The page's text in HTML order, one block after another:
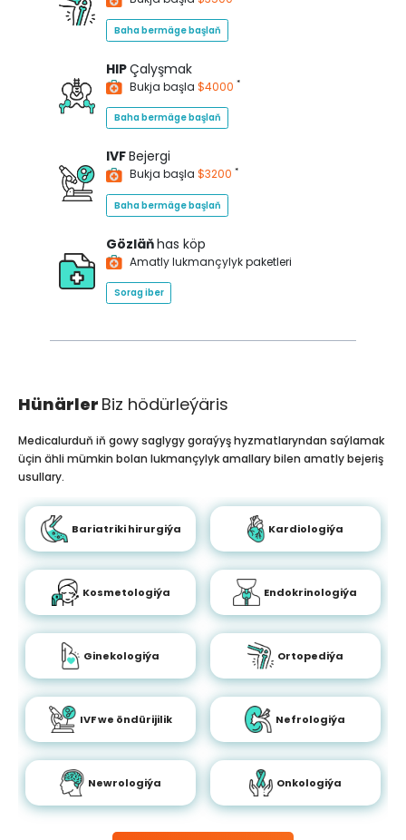
Baha bermäge başlaň
HIPÇalyşmak
Bukja başla $4000 *
Baha bermäge başlaň
IVFBejergi
Bukja başla $3200 *
Baha bermäge başlaň
Gözläňhas köp
Amatly lukmançylyk paketleri
Sorag iber
Hünärler Biz hödürleýäris
Medicalurduň iň gowy saglygy goraýyş hyzmatlaryndan saýlamak
üçin ähli mümkin bolan lukmançylyk amallary bilen amatly bejeriş
usullary.
Bariatriki hirurgiýa Kardiologiýa
Kosmetologiýa Endokrinologiýa
Ginekologiýa Ortopediýa
IVF we öndürijilik Nefrologiýa
Newrologiýa Onkologiýa